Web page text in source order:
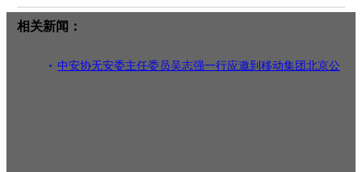
相关新闻：
中安协无安委主任委员吴志强一行应邀到移动集团北京公